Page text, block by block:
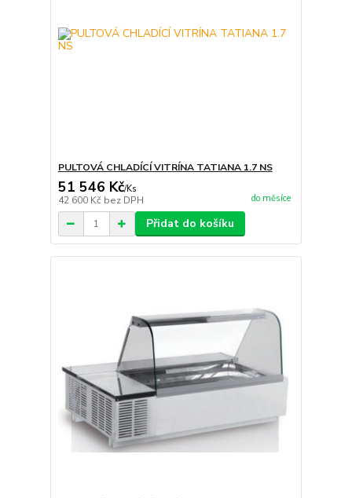
PULTOVÁ CHLADÍCÍ VITRÍNA TATIANA 1.7 NS
51 546 Kč/Ks
42 600 Kč bez DPH do měsíce
Přidat do košíku